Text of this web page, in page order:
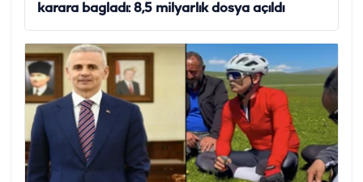
karara bagladı: 8,5 milyarlık dosya açıldı